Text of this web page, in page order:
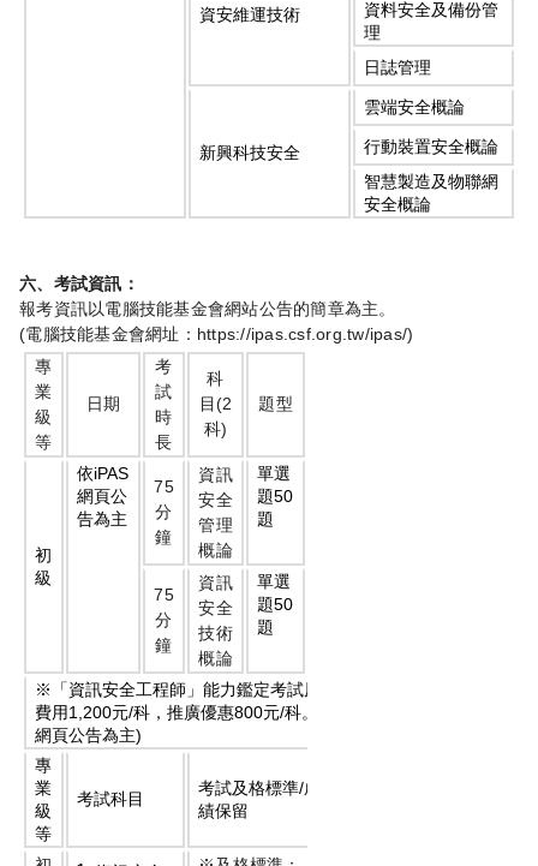
資安維運技術
資料安全及備份管
理
日誌管理
新興科技安全
雲端安全概論
行動裝置安全概論
智慧製造及物聯網
安全概論
六、考試資訊：
報考資訊以電腦技能基金會網站公告的簡章為主。
(電腦技能基金會網址： https://ipas.csf.org.tw/ipas/)
專
業
級
等
日期
考
試
時
長
科
目 (2
科)
題型
初
級
依iPAS
網頁公
告為主
75
分
鐘
資訊
安全
管理
概論
單選
題50
題
75
分
鐘
資訊
安全
技術
概論
單選
題50
題
※「資訊安全工程師」能力鑑定考試原價考試
費用 1,200元/科，推廣優惠800元/科。
網頁公告為主)
專
業
級
等
考試科目
考試及格標準/成
績保留